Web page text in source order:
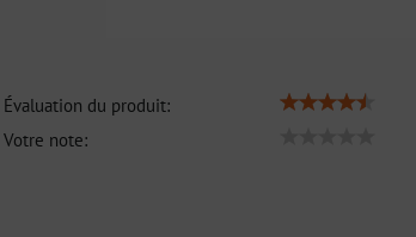
Évaluation du produit:
Votre note: